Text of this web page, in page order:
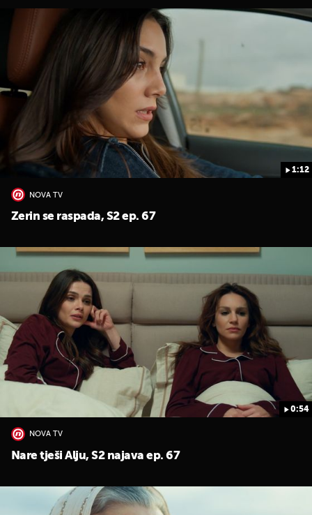
1:12
NOVA TV
Zerin se raspada, S2 ep. 67
0:54
NOVA TV
Nare tješi Alju, S2 najava ep. 67